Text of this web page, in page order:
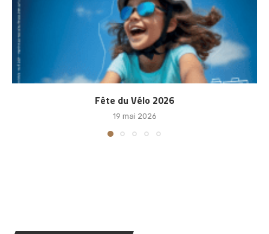
Assemblée Générale du 14 Février 2026
11 mars 2026